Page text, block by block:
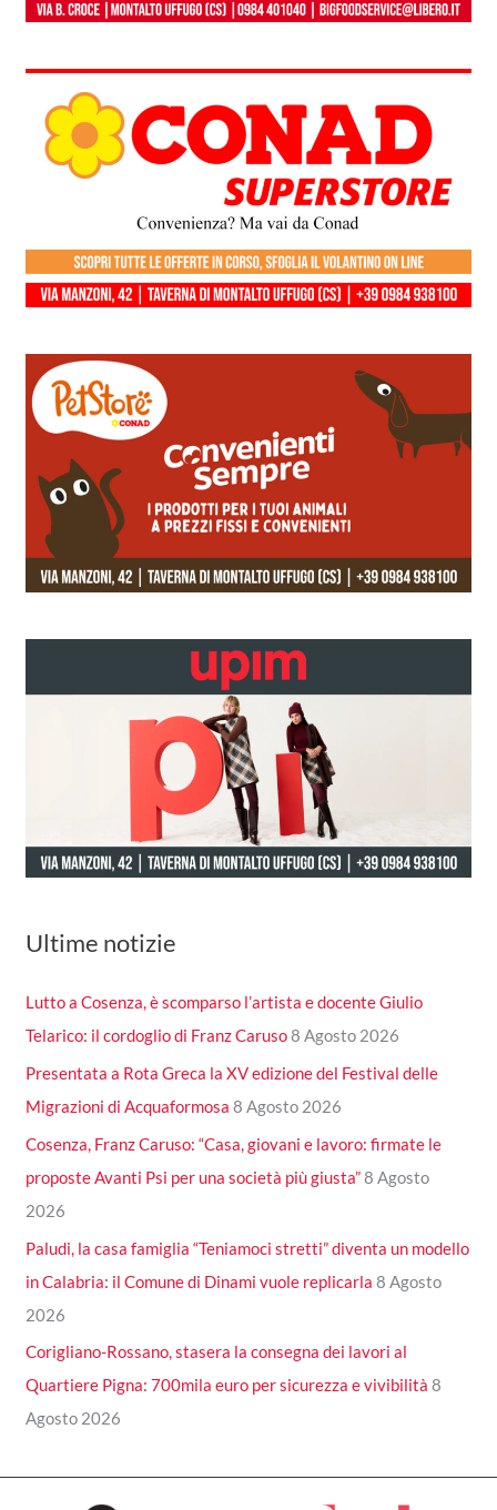
Ultime notizie
Lutto a Cosenza, è scomparso l’artista e docente Giulio
Telarico: il cordoglio di Franz Caruso8 Agosto 2026
Presentata a Rota Greca la XV edizione del Festival delle
Migrazioni di Acquaformosa 8 Agosto 2026
Cosenza, Franz Caruso: “Casa, giovani e lavoro: firmate le
proposte Avanti Psi per una società più giusta”8 Agosto
2026
Paludi, la casa famiglia “Teniamoci stretti” diventa un modello
in Calabria: il Comune di Dinami vuole replicarla 8 Agosto
2026
Corigliano-Rossano, stasera la consegna dei lavori al
Quartiere Pigna: 700mila euro per sicurezza e vivibilità 8
Agosto 2026